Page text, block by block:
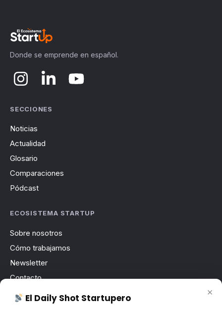
Donde se emprende en español.
SECCIONES
Noticias
Actualidad
Glosario
Comparaciones
Pódcast
ECOSISTEMA STARTUP
Sobre nosotros
Cómo trabajamos
Newsletter
Contacto
Publicidad
×
El Daily Shot Startupero